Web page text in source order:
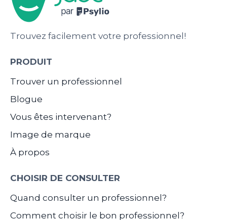
Trouvez facilement votre professionnel!
PRODUIT
Trouver un professionnel
Blogue
Vous êtes intervenant?
Image de marque
À propos
CHOISIR DE CONSULTER
Quand consulter un professionnel?
Comment choisir le bon professionnel?